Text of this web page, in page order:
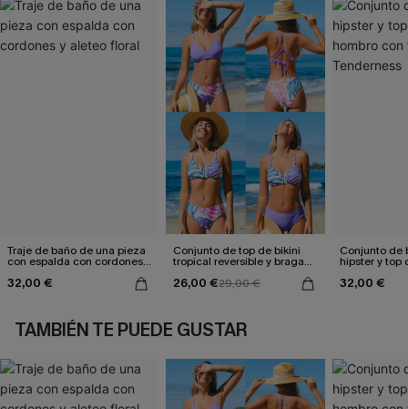
Traje de baño de una pieza
con espalda con cordones y
aleteo floral
32,00 €
Conjunto de top de bikini
tropical reversible y braga
de talle medio Escaping
26,00 €29,00 €
Conjunto de
hipster y top
hombro con
Tenderness
32,00 €
TAMBIÉN TE PUEDE GUSTAR